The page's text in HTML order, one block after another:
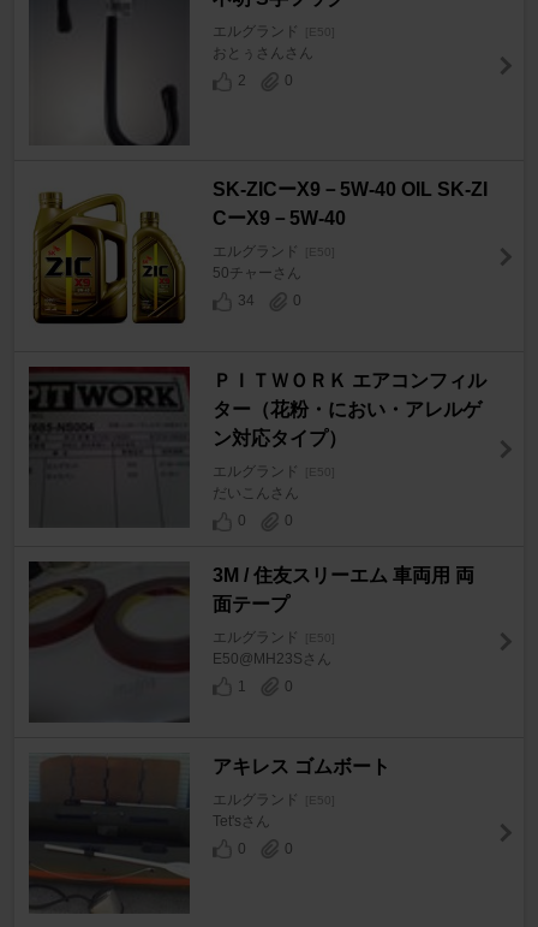
エルグランド
おとぅさんさん
2
0
SK-ZICーX9－5W-40 OIL SK-ZI
CーX9－5W-40
エルグランド
50チャーさん
34
0
ＰＩＴＷＯＲＫ エアコンフィル
ター（花粉・におい・アレルゲ
ン対応タイプ）
エルグランド
だいこんさん
0
0
3M / 住友スリーエム 車両用 両
面テープ
エルグランド [E50]
E50@MH23Sさん
1
0
アキレス ゴムボート
エルグランド [E50]
Tet'sさん
0
0